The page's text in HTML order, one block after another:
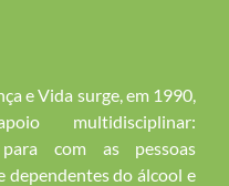
e Vida surge, em 1990,
multidisciplinar:
com as pessoas
dependentes do álcool e